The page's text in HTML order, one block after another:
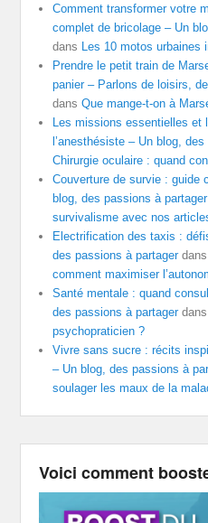
Comment transformer votre
complet de bricolage – Un
dans Les 10 motos urbaines
Prendre le petit train de
panier – Parlons de loisirs,
dansQue mange-t-on à
Les missions essentielles et
l’anesthésiste – Un blog,
Chirurgie oculaire : quand
Couverture de survie : guide
blog, des passions à partager
survivalisme avec nos
Electrification des taxis :
des passions à partager
comment maximiser
Santé mentale : quand
des passions à partager
psychopraticien ?
Vivre sans sucre : récits
– Un blog, des passions à
soulager les maux de la
Voici comment